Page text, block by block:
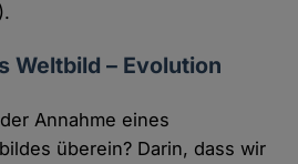
Weltbild – Evolution
Annahme eines
überein? Darin, dass wir